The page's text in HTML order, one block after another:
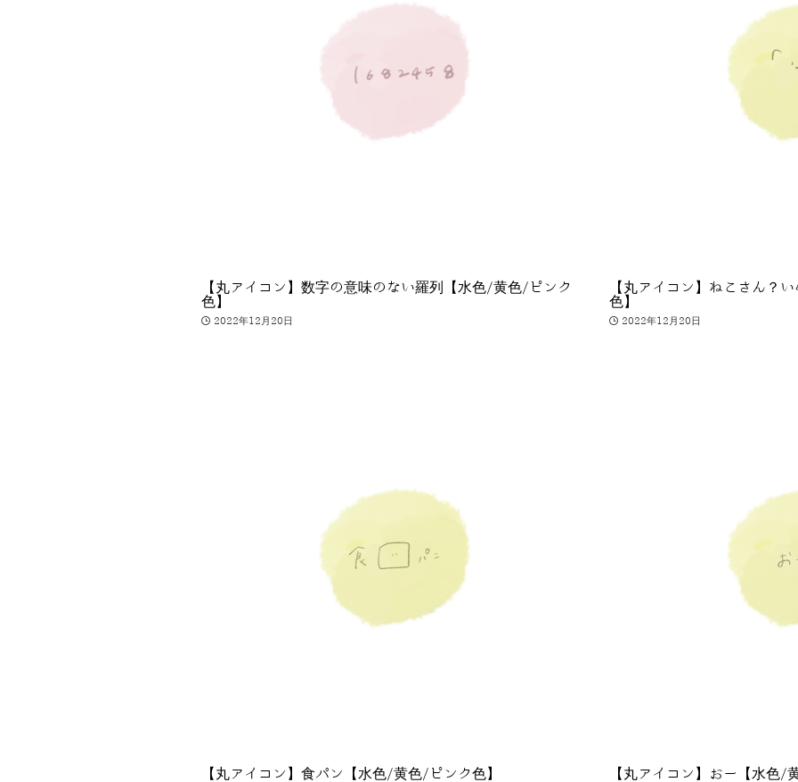
【丸アイコン】数字の意味のない羅列【水色/黄色/ピンク
色】
2022年12月20日
【丸アイコン】ねこさん？
色】
2022年12月20日
【丸アイコン】食パン【水色/黄色/ピンク色】 【丸アイコン】おー【水色/